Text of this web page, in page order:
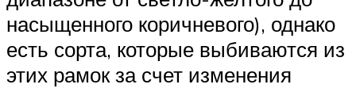
насыщенного коричневого), однако
есть сорта, которые выбиваются из
этих рамок за счет изменения